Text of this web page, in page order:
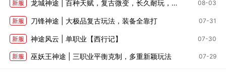
新服 龙城神途 | 百种天赋，复古微变，长久耐玩，全部靠打 08-03
新服 刀锋神途 | 大极品复古玩法，装备全靠打 07-31
新服 神途风云 | 单职业【西行记】 07-30
新服 巫妖王神途 | 三职业平衡克制，多重新颖玩法 07-29